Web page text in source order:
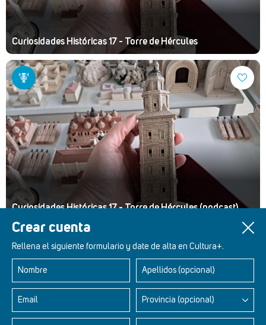
Crear cuenta
Rellena el siguiente formulario y date de alta en Cultura+.
Nombre Apellidos (opcional)
Email Provincia (opcional)
Curiosidades Históricas 17 - Torre de Hércules
Curiosidades Históricas 17 - Torre de Hércules (podcast)
Retablos Renacentistas Este de León